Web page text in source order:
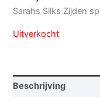
Sarahs Silks Zijden
Uitverkocht
Beschrijving